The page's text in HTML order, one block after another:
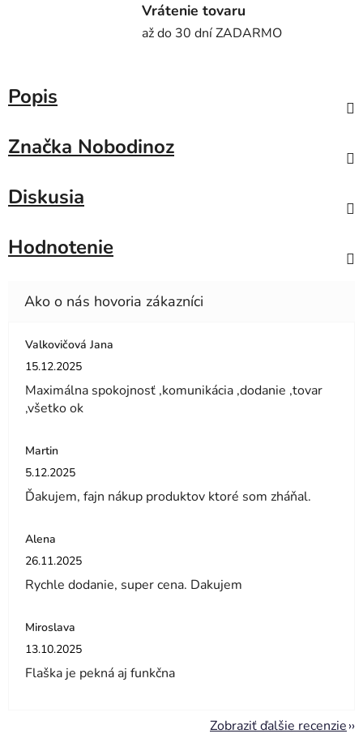
Vrátenie tovaru
až do 30 dní ZADARMO
Popis
Značka Nobodinoz
Diskusia
Hodnotenie
Valkovičová Jana
Hodnotenie obchodu je 5 z 5 hviezdičiek.
15.12.2025
Maximálna spokojnosť ,komunikácia ,dodanie ,tovar
,všetko ok
Martin
Hodnotenie obchodu je 5 z 5 hviezdičiek.
5.12.2025
Ďakujem, fajn nákup produktov ktoré som zháňal.
Alena
Hodnotenie obchodu je 5 z 5 hviezdičiek.
26.11.2025
Rychle dodanie, super cena. Dakujem
Miroslava
Hodnotenie obchodu je 5 z 5 hviezdičiek.
13.10.2025
Flaška je pekná aj funkčna
Zobraziť ďalšie recenzie